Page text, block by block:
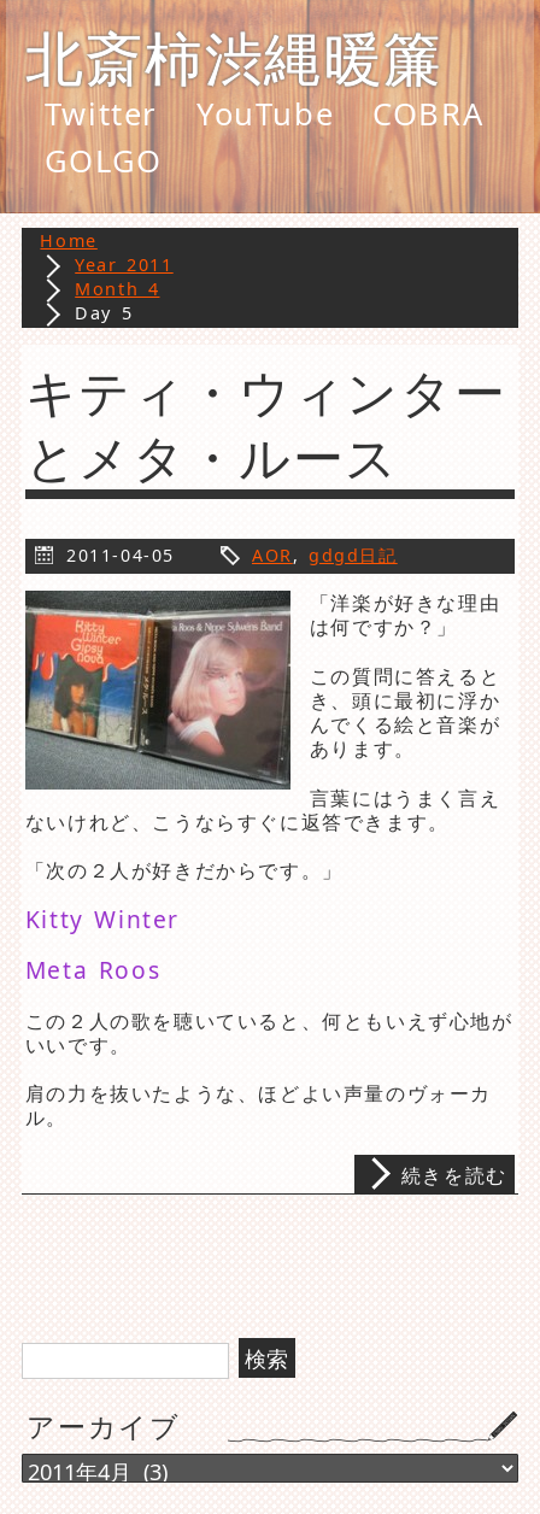
北斎柿渋縄暖簾
Twitter YouTube
COBRA
GOLGO
Home
Year 2011
Month 4
Day 5
キティ・ウィンター
とメタ・ルース
2011-04-05 AOR,gdgd日記
「洋楽が好きな理由
は何ですか？」
この質問に答えると
き、頭に最初に浮か
んでくる絵と音楽が
あります。
言葉にはうまく言え
ないけれど、こうならすぐに返答できます。
「次の２人が好きだからです。」
Kitty Winter
Meta Roos
この２人の歌を聴いていると、何ともいえず心地が
いいです。
肩の力を抜いたような、ほどよい声量のヴォーカ
ル。
続きを読む
検
索:
アーカイブ
ア
ー